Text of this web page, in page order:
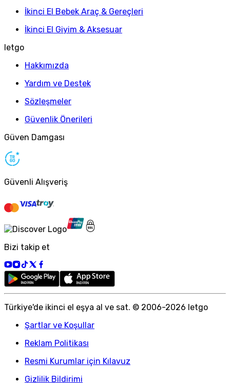
İkinci El Bebek Araç & Gereçleri
İkinci El Giyim & Aksesuar
letgo
Hakkımızda
Yardım ve Destek
Sözleşmeler
Güvenlik Önerileri
Güven Damgası
Güvenli Alışveriş
Bizi takip et
Türkiye'de ikinci el eşya al ve sat. © 2006-2026 letgo
Şartlar ve Koşullar
Reklam Politikası
Resmi Kurumlar için Kılavuz
Gizlilik Bildirimi